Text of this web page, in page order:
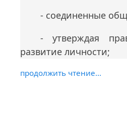
- соединенные
- утверждая
развитие личности;
продолжить чтение...